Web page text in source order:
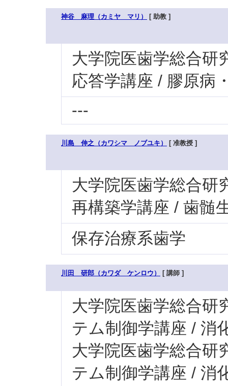
神谷 麻理（カミヤ マリ） [ 助教 ]
大学院医歯学総合研
応答学講座 / 膠原病
---
川島 伸之（カワシマ ノブユキ） [ 准教授 ]
大学院医歯学総合研
再構築学講座 / 歯髄
保存治療系歯学
川田 研郎（カワダ ケンロウ） [ 講師 ]
大学院医歯学総合研
テム制御学講座 / 消
大学院医歯学総合研
テム制御学講座 / 消